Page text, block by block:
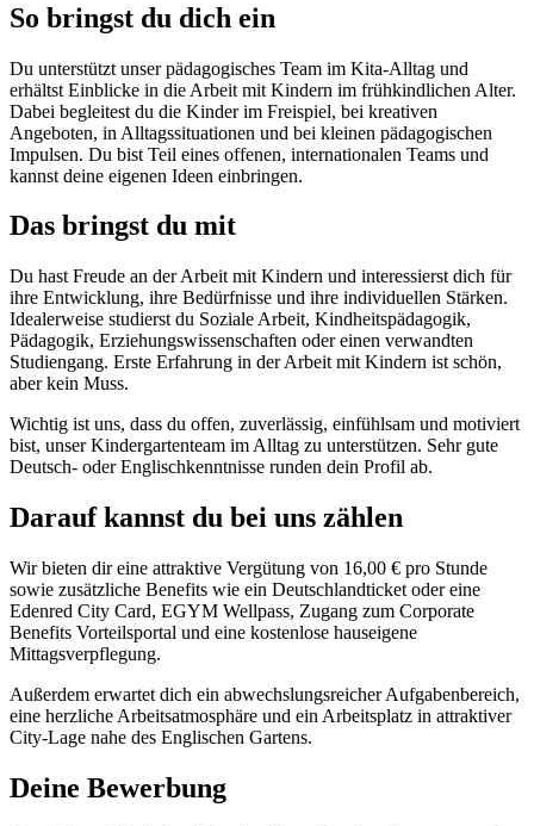
So bringst du dich ein
Du unterstützt unser pädagogisches Team im Kita-Alltag und
erhältst Einblicke in die Arbeit mit Kindern im frühkindlichen Alter.
Dabei begleitest du die Kinder im Freispiel, bei kreativen
Angeboten, in Alltagssituationen und bei kleinen pädagogischen
Impulsen. Du bist Teil eines offenen, internationalen Teams und
kannst deine eigenen Ideen einbringen.
Das bringst du mit
Du hast Freude an der Arbeit mit Kindern und interessierst dich für
ihre Entwicklung, ihre Bedürfnisse und ihre individuellen Stärken.
Idealerweise studierst du Soziale Arbeit, Kindheitspädagogik,
Pädagogik, Erziehungswissenschaften oder einen verwandten
Studiengang. Erste Erfahrung in der Arbeit mit Kindern ist schön,
aber kein Muss.
Wichtig ist uns, dass du offen, zuverlässig, einfühlsam und motiviert
bist, unser Kindergartenteam im Alltag zu unterstützen. Sehr gute
Deutsch- oder Englischkenntnisse runden dein Profil ab.
Darauf kannst du bei uns zählen
Wir bieten dir eine attraktive Vergütung von 16,00 € pro Stunde
sowie zusätzliche Benefits wie ein Deutschlandticket oder eine
Edenred City Card, EGYM Wellpass, Zugang zum Corporate
Benefits Vorteilsportal und eine kostenlose hauseigene
Mittagsverpflegung.
Außerdem erwartet dich ein abwechslungsreicher Aufgabenbereich,
eine herzliche Arbeitsatmosphäre und ein Arbeitsplatz in attraktiver
City-Lage nahe des Englischen Gartens.
Deine Bewerbung